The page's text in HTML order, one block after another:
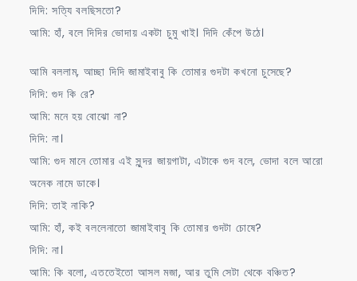
দিদি: সত্যি বলছিসতো?
আমি: হাঁ, বলে দিদির ভোদায় একটা চুমু খাই। দিদি কেঁপে উঠে।
আমি বললাম, আচ্ছা দিদি জামাইবাবু কি তোমার গুদটা কখনো চুসেছে?
দিদি: গুদ কি রে?
আমি: মনে হয় বোঝো না?
দিদি: না।
আমি: গুদ মানে তোমার এই সুন্দর জায়গাটা, এটাকে গুদ বলে, ভোদা বলে আরো
অনেক নামে ডাকে।
দিদি: তাই নাকি?
আমি: হাঁ, কই বললেনাতো জামাইবাবু কি তোমার গুদটা চোষে?
দিদি: না।
আমি: কি বলো, এততেইতো আসল মজা, আর তুমি সেটা থেকে বঞ্চিত?